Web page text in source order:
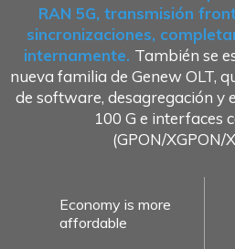
RAN 5G, transmisión
sincronizaciones,
internamente. También se
nueva familia de Genew OLT,
de software, desagregación y
100 G e interfaces
(GPON/XGPON/
Economy is more
affordable